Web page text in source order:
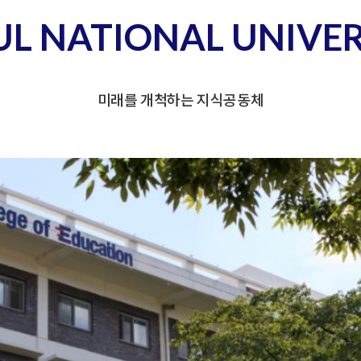
NATIONAL
미래를 개척하는 지식공동체